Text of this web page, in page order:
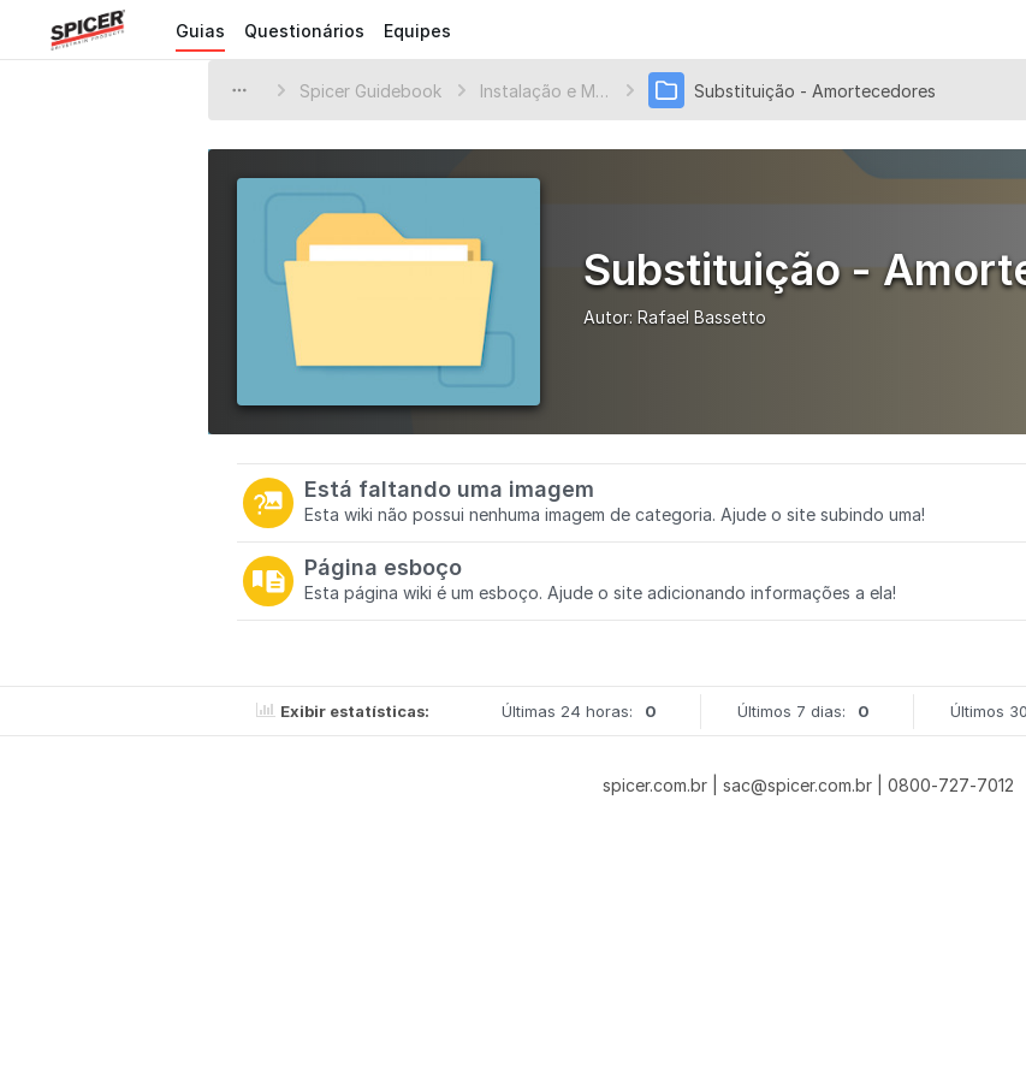
Guias Questionários Equipes
Spicer Guidebook Instalação e Manutenção Substituição - Amortecedores
Substituição -
Autor: Rafael Bassetto
Está faltando uma imagem
Esta wiki não possui nenhuma imagem de categoria. Ajude o site subindo uma!
Página esboço
Esta página wiki é um esboço. Ajude o site adicionando informações a ela!
Exibir estatísticas: Últimas 24 horas: 0 Últimos 7 dias: 0 Últimos
spicer.com.br | sac@spicer.com.br | 0800-727-7012